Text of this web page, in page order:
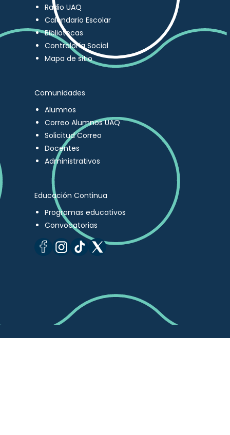
Radio UAQ
Calendario Escolar
Bibliotecas
Contraloría Social
Mapa de sitio
Comunidades
Alumnos
Correo Alumnos UAQ
Solicitud Correo
Docentes
Administrativos
Educación Continua
Programas educativos
Convocatorias